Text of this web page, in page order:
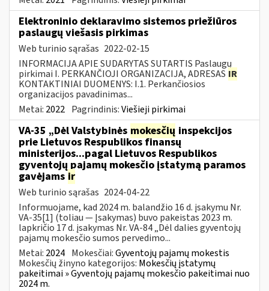
Elektroninio deklaravimo sistemos priežiūros
paslaugų viešasis pirkimas
Web turinio sąrašas 2022-02-15
INFORMACIJA APIE SUDARYTAS SUTARTIS Paslaugų
pirkimai I. PERKANČIOJI ORGANIZACIJA, ADRESAS IR
KONTAKTINIAI DUOMENYS: I.1. Perkančiosios
organizacijos pavadinimas...
Metai: 2022 Pagrindinis:Viešieji pirkimai
VA-35 „Dėl Valstybinės mokesčių inspekcijos
prie Lietuvos Respublikos finansų
ministerijos...pagal Lietuvos Respublikos
gyventojų pajamų mokesčio įstatymą paramos
gavėjams ir
Web turinio sąrašas 2024-04-22
Informuojame, kad 2024 m. balandžio 16 d. įsakymu Nr.
VA-35[1] (toliau — Įsakymas) buvo pakeistas 2023 m.
lapkričio 17 d. įsakymas Nr. VA-84 „Dėl dalies gyventojų
pajamų mokesčio sumos pervedimo...
Metai: 2024 Mokesčiai:Gyventojų pajamų mokestis
Mokesčių žinyno kategorijos: Mokesčių įstatymų
pakeitimai » Gyventojų pajamų mokesčio pakeitimai nuo
2024 m.